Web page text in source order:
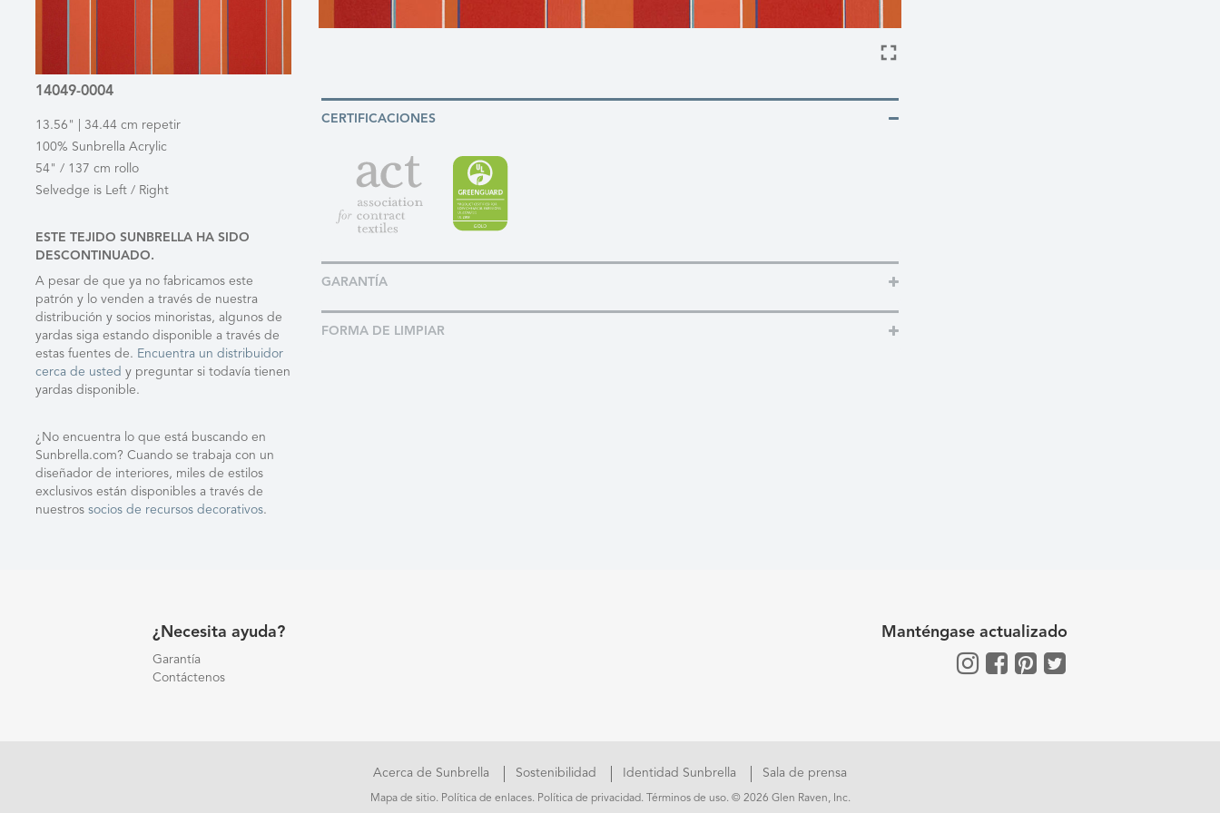
14049-0004
13.56" | 34.44 cm repetir
100% Sunbrella Acrylic
54" / 137 cm rollo
Selvedge is Left / Right
ESTE TEJIDO SUNBRELLA HA SIDO
DESCONTINUADO.
A pesar de que ya no fabricamos este
patrón y lo venden a través de nuestra
distribución y socios minoristas, algunos de
yardas siga estando disponible a través de
estas fuentes de. Encuentra un distribuidor
cerca de usted y preguntar si todavía tienen
yardas disponible.
¿No encuentra lo que está buscando en
Sunbrella.com? Cuando se trabaja con un
diseñador de interiores, miles de estilos
exclusivos están disponibles a través de
nuestros socios de recursos decorativos.
CERTIFICACIONES
GARANTÍA
FORMA DE LIMPIAR
¿Necesita ayuda?
Garantía
Contáctenos
Manténgase actualizado
Acerca de Sunbrella Sostenibilidad Identidad Sunbrella Sala de prensa
Mapa de sitio. Política de enlaces. Política de privacidad. Términos de uso. © 2026 Glen Raven, Inc.